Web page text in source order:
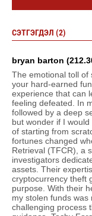
СЭТГЭГДЭЛ (2)
bryan barton
The emotional toll of
your hard-earned
experience that can
feeling defeated. In
followed by a deep
but wonder if I
of starting from
fortunes changed
Retrieval (TFCR), a
investigators
assets. Their
cryptocurrency theft
purpose. With their
my stolen funds
challenging process